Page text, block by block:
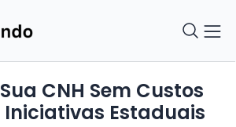
CNH Sem Custos
Estaduais